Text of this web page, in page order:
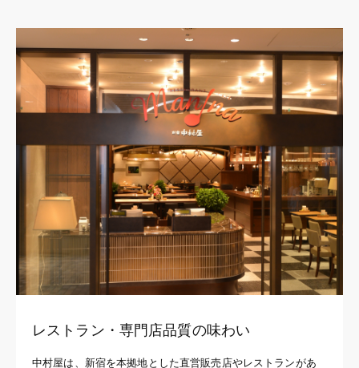
レストラン・専門店品質の味わい
中村屋は、新宿を本拠地とした直営販売店やレストランがあ